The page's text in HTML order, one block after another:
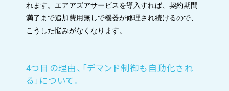
れます。エアアズアサービスを導入すれば、契約期間
満了まで追加費用無しで機器が修理され続けるので、
こうした悩みがなくなります。
4つ目の理由、「デマンド制御も自動化され
る」について。